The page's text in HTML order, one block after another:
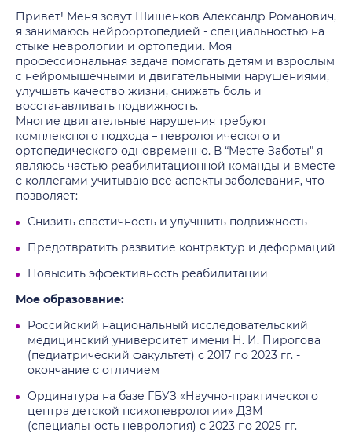
Привет! Меня зовут Шишенков Александр Романович,
я занимаюсь нейроортопедией - специальностью на
стыке неврологии и ортопедии. Моя
профессиональная задача помогать детям и взрослым
с нейромышечными и двигательными нарушениями,
улучшать качество жизни, снижать боль и
восстанавливать подвижность.
Многие двигательные нарушения требуют
комплексного подхода – неврологического и
ортопедического одновременно. В “Месте Заботы" я
являюсь частью реабилитационной команды и вместе
с коллегами учитываю все аспекты заболевания, что
позволяет:
Снизить спастичность и улучшить подвижность
Предотвратить развитие контрактур и деформаций
Повысить эффективность реабилитации
Мое образование:
Российский национальный исследовательский
медицинский университет имени Н. И. Пирогова
(педиатрический факультет) с 2017 по 2023 гг. -
окончание с отличием
Ординатура на базе ГБУЗ «Научно-практического
центра детской психоневрологии» ДЗМ
(специальность неврология) с 2023 по 2025 гг.